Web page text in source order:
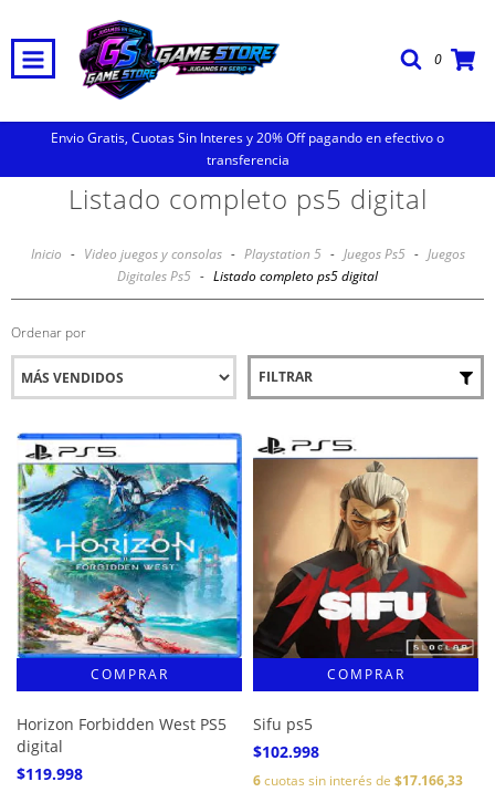
0
Envio Gratis, Cuotas Sin Interes y 20% Off pagando en efectivo o
transferencia
Listado completo ps5 digital
Inicio - Video juegos y consolas - Playstation 5 - Juegos Ps5 - Juegos
Digitales Ps5 - Listado completo ps5 digital
Ordenar por
FILTRAR
Horizon Forbidden West PS5
digital
$119.998
Sifu ps5
$102.998
6cuotas sin interés de $17.166,33